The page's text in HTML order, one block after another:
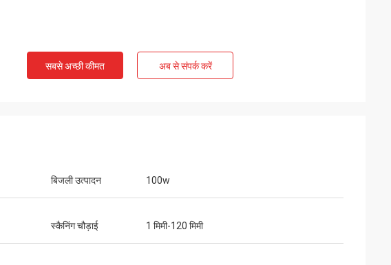
सबसे अच्छी कीमत अब से संपर्क करें
बिजली उत्पादन 100w
स्कैनिंग चौड़ाई 1 मिमी-120 मिमी